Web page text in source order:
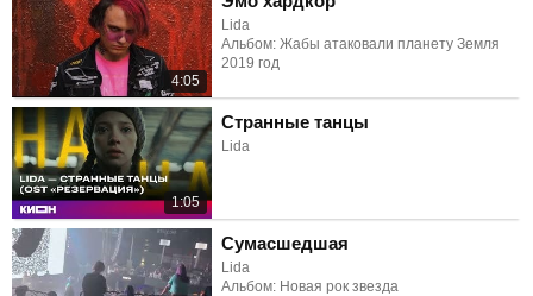
4:05
Lida
Альбом: Жабы атаковали планету Земля
2019 год
1:05
Странные танцы
Lida
Сумасшедшая
Lida
Альбом: Новая рок звезда